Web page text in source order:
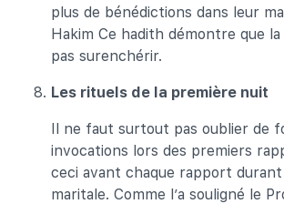
plus de bénédictions dans leur
Hakim Ce hadith démontre que
pas surenchérir.
Les rituels de la première nuit
Il ne faut surtout pas oublier de
invocations lors des premiers
ceci avant chaque rapport
maritale. Comme l’a souligné le